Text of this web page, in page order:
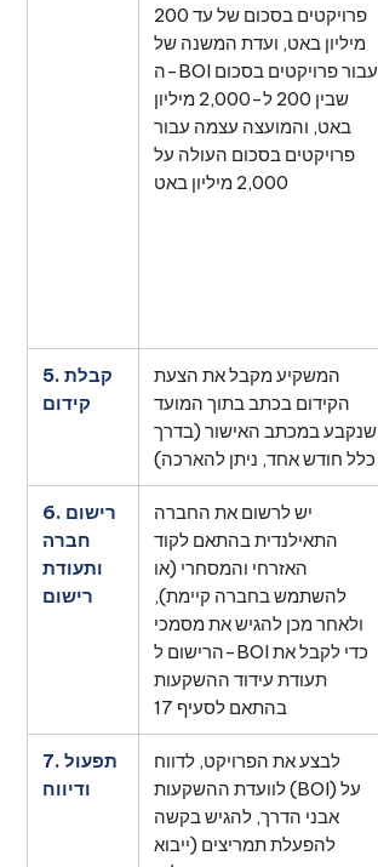
פרויקטים בסכום של עד 200
מיליון באט, ועדת המשנה של
ה-BOI עבור פרויקטים בסכום
שבין 200 ל-2,000 מיליון
באט, והמועצה עצמה עבור
פרויקטים בסכום העולה על
2,000 מיליון באט
5. קבלת
קידום
המשקיע מקבל את הצעת
הקידום בכתב בתוך המועד
שנקבע במכתב האישור (בדרך
כלל חודש אחד, ניתן להארכה)
6. רישום
חברה
ותעודת
רישום
יש לרשום את החברה
התאילנדית בהתאם לקוד
האזרחי והמסחרי (או
להשתמש בחברה קיימת),
ולאחר מכן להגיש את מסמכי
הרישום ל-BOI כדי לקבל את
תעודת עידוד ההשקעות
בהתאם לסעיף 17
7. תפעול
ודיווח
לבצע את הפרויקט, לדווח
לוועדת ההשקעות (BOI) על
אבני הדרך, להגיש בקשה
להפעלת תמריצים (ייבוא